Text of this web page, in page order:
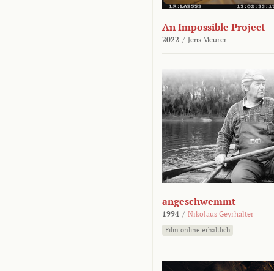
An Impossible Project
2022 / Jens Meurer
angeschwemmt
1994 / Nikolaus Geyrhalter
Film online erhältlich